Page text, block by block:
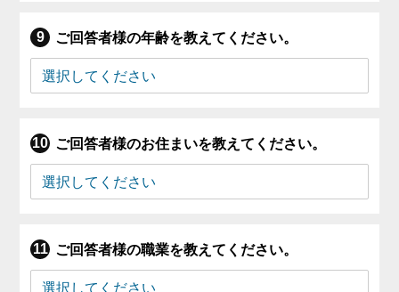
ご回答者様の年齢を教えてください。
ご回答者様のお住まいを教えてください。
ご回答者様の職業を教えてください。